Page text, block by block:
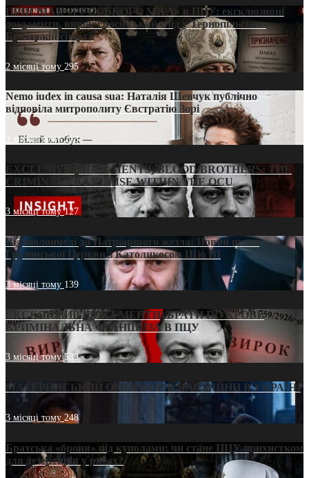
ПРИСМАК «РУССЬКОГО МІРА» в ПЦУ: ексклюзивні
документи, вирок і російський слід у Тернопільсько-
Бучацькій єпархії
2 місяці тому 295
Nemo iudex in causa sua: Наталія Шевчук публічно
відповіла митрополиту Євстратію Зорі
3 місяці тому213
EXCLUSIVE (DOCUMENTS)/BLOOD BROTHERS: THE
CRIMINAL FRANCHISE WITHIN THE OCU
3 місяці тому127
Від віолончелі до Патріаршого жезла: Новий шлях
Грузинської Церкви з Католикосом Шіо III
3 місяці тому 139
ЕКСКЛЮЗИВ (ДОКУМЕНТИ)/БРАТИ ПО КРОВІ:
КРИМІНАЛЬНА ФРАНШИЗА В ПЦУ
3 місяці тому539
МАТЕРИНСЬКИЙ ОМОРФОР В ЧАС ВІЙНИ В УКРАЇНІ
3 місяці тому248
Братська «броня» під куполами: чи стане ПЦУ прихистком
для дезертирів у рясах?